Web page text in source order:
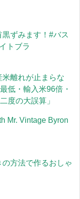
ずみます！#バス
トブラ
米離れが止まらな
低・輸入米96倍・
度の大誤算」
Mr. Vintage Byron
方法で作るおしゃ